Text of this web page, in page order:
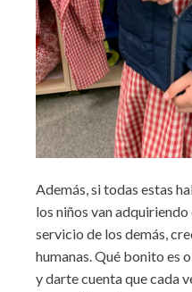
Además, si todas estas
los niños van
servicio de los demás,
humanas. Qué bonito es
y darte cuenta que cada